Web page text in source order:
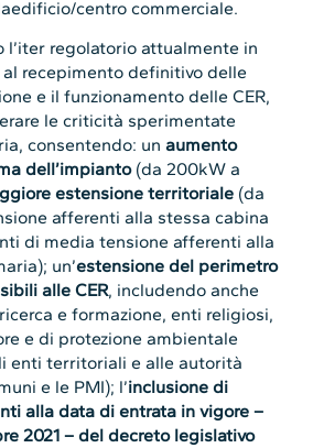
centro commerciale.
l’iter regolatorio attualmente in
recepimento definitivo delle
e il funzionamento delle CER,
le criticità sperimentate
consentendo: unaumento
dell’impianto(da 200kW a
estensione territoriale (da
afferenti alla stessa cabina
di media tensione afferenti alla
un’estensione del perimetro
alle CER, includendo anche
e formazione, enti religiosi,
e di protezione ambientale
enti territoriali e alle autorità
e le PMI); l’inclusione di
alla data di entrata in vigore –
2021 – del decreto legislativo